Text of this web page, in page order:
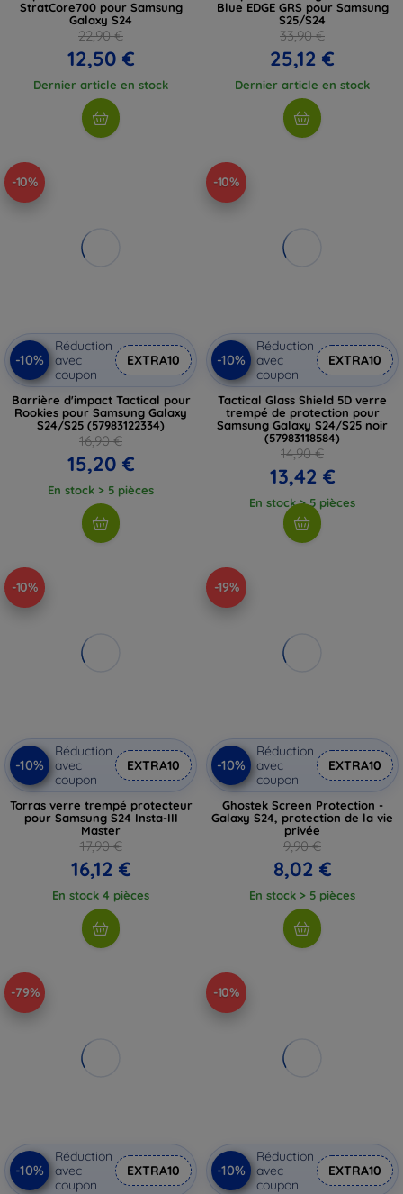
StratCore700 pour Samsung
Galaxy S24
22,90 €
12,50 €
Dernier article en stock
Blue EDGE GRS pour Samsung
S25/S24
33,90 €
25,12 €
Dernier article en stock
-10%
-10%
Réduction
avec
coupon
EXTRA10
Barrière d'impact Tactical pour
Rookies pour Samsung Galaxy
S24/S25 (57983122334)
16,90 €
15,20 €
En stock > 5 pièces
-10%
-10%
Réduction
avec
coupon
EXTRA10
Tactical Glass Shield 5D verre
trempé de protection pour
Samsung Galaxy S24/S25 noir
(57983118584)
14,90 €
13,42 €
En stock > 5 pièces
-10%
-10%
Réduction
avec
coupon
EXTRA10
Torras verre trempé protecteur
pour Samsung S24 Insta-III
Master
17,90 €
16,12 €
En stock 4 pièces
-19%
-10%
Réduction
avec
coupon
EXTRA10
Ghostek Screen Protection -
Galaxy S24, protection de la vie
privée
9,90 €
8,02 €
En stock > 5 pièces
-79%
-10%
Réduction
avec
coupon
EXTRA10
-10%
-10%
Réduction
avec
coupon
EXTRA10